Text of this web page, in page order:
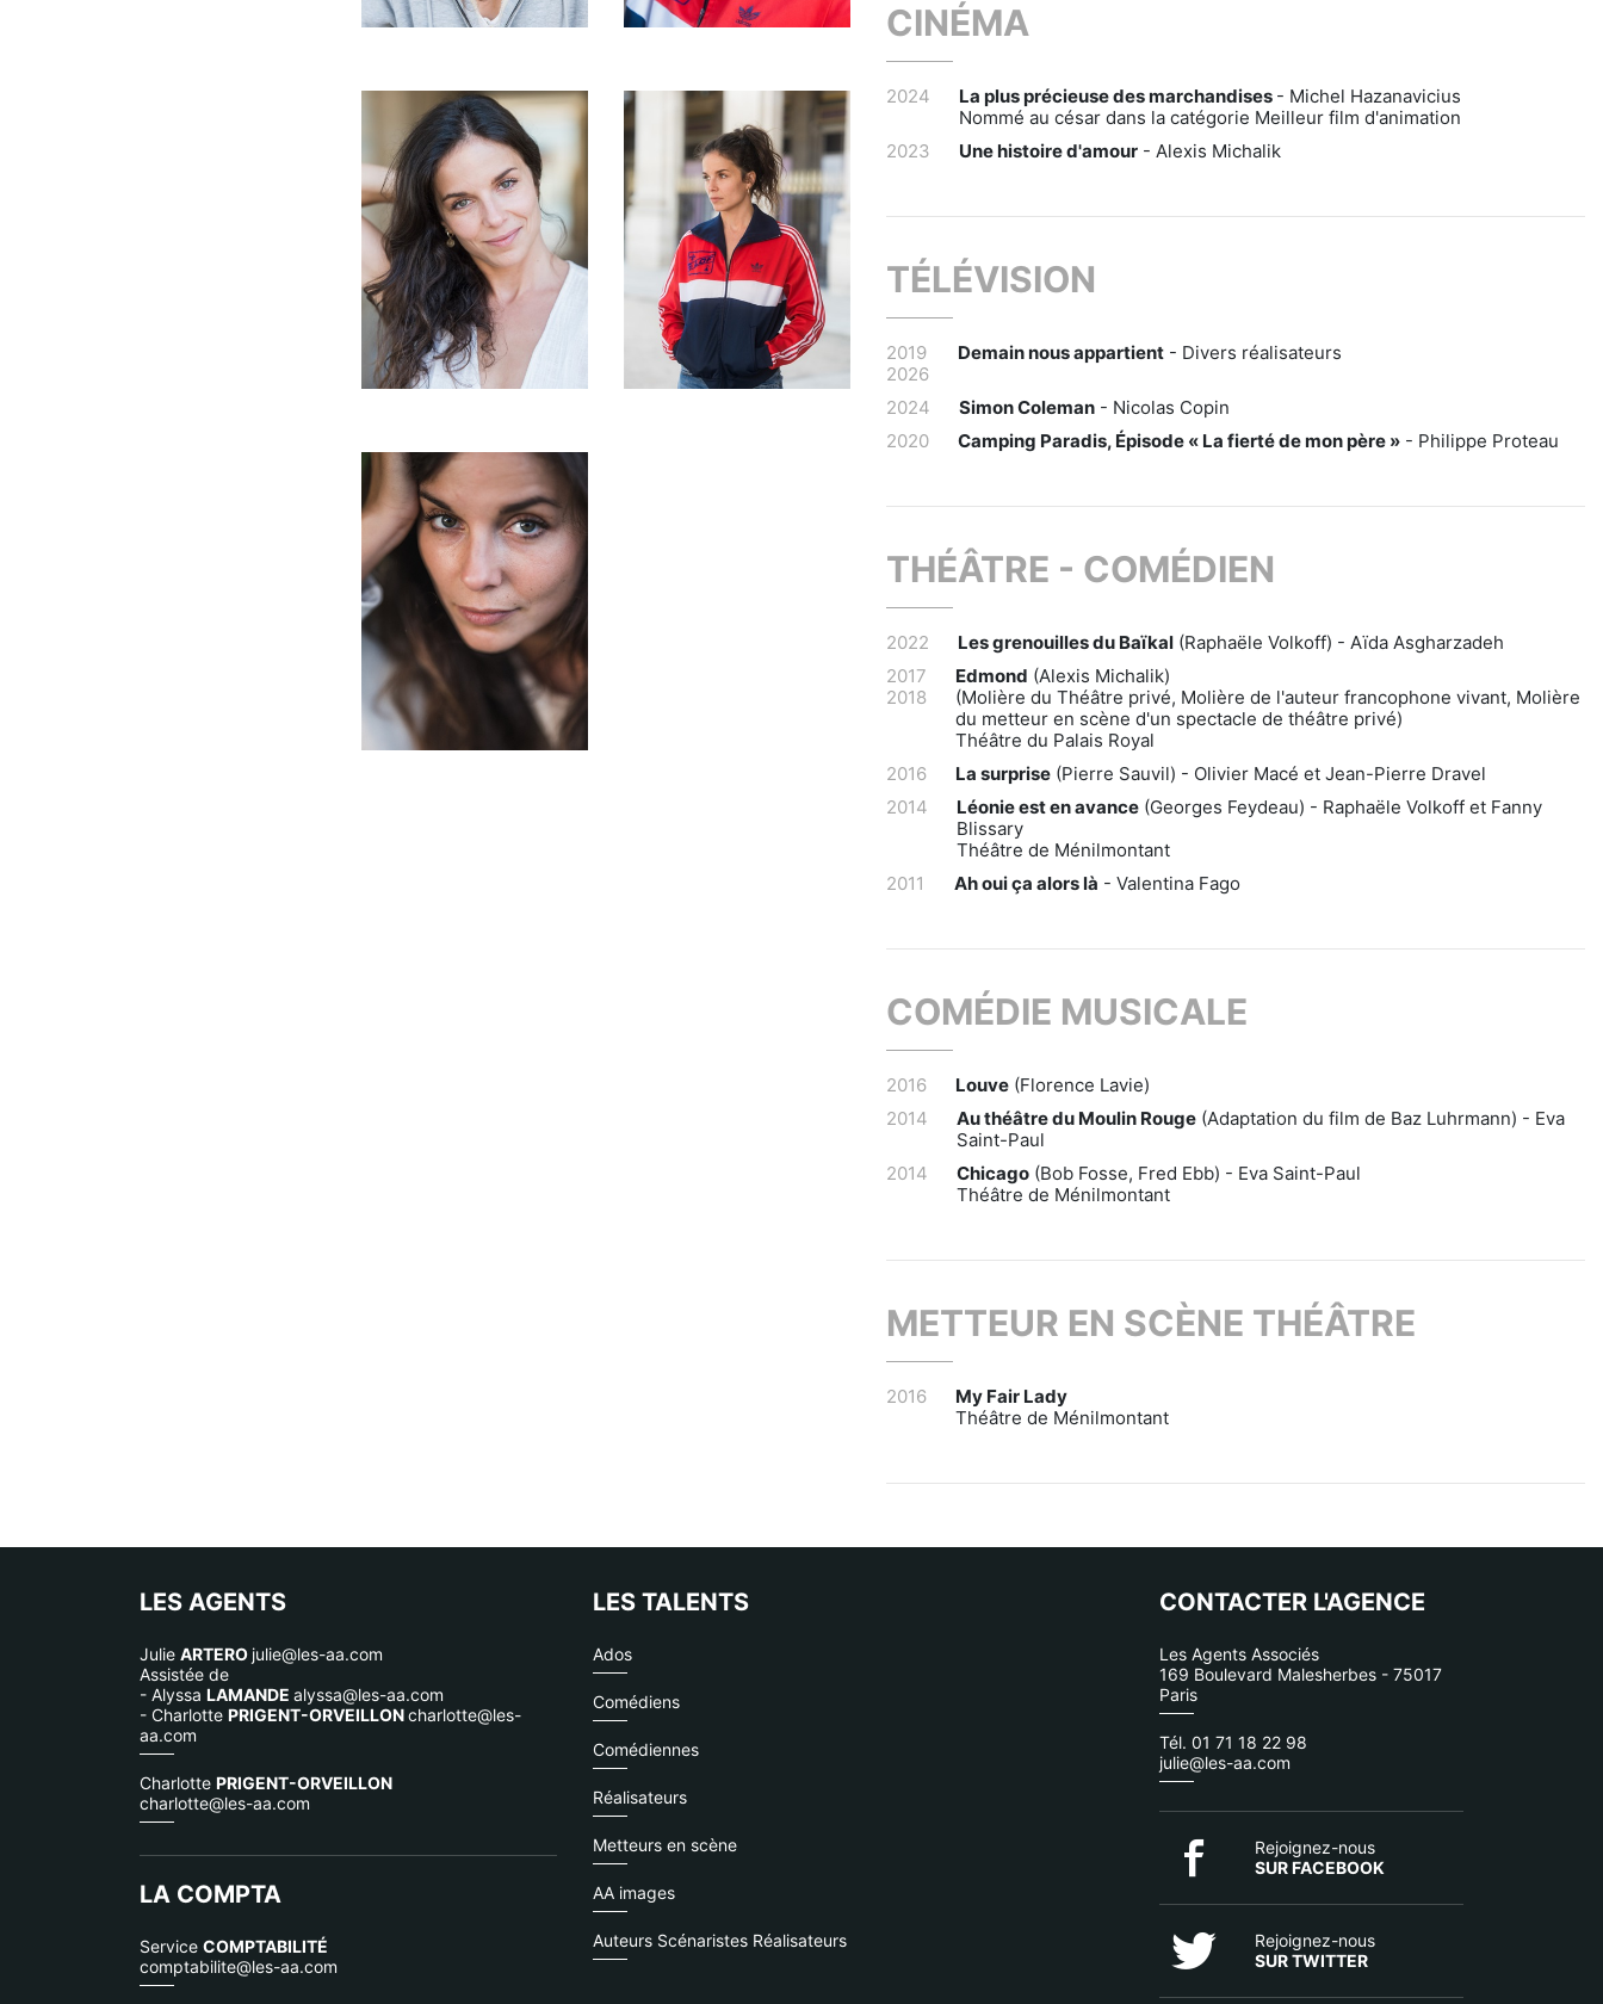
CINÉMA
2024 La plus précieuse des marchandises - Michel Hazanavicius
Nommé au césar dans la catégorie Meilleur film d'animation
2023
Une histoire d'amour - Alexis Michalik
TÉLÉVISION
2019
2026
Demain nous appartient - Divers réalisateurs
2024 Simon Coleman - Nicolas Copin
2020
Camping Paradis, Épisode « La fierté de mon père » - Philippe Proteau
THÉÂTRE - COMÉDIEN
2022 Les grenouilles du Baïkal (Raphaële Volkoff) - Aïda Asgharzadeh
2017
2018
Edmond (Alexis Michalik)
(Molière du Théâtre privé, Molière de l'auteur francophone vivant, Molière
du metteur en scène d'un spectacle de théâtre privé)
Théâtre du Palais Royal
2016
La surprise (Pierre Sauvil) - Olivier Macé et Jean-Pierre Dravel
2014
Léonie est en avance (Georges Feydeau) - Raphaële Volkoff et Fanny
Blissary
Théâtre de Ménilmontant
2011
Ah oui ça alors là - Valentina Fago
COMÉDIE MUSICALE
2016 Louve (Florence Lavie)
2014
Au théâtre du Moulin Rouge (Adaptation du film de Baz Luhrmann) - Eva
Saint-Paul
2014
Chicago (Bob Fosse, Fred Ebb) - Eva Saint-Paul
Théâtre de Ménilmontant
METTEUR EN SCÈNE THÉÂTRE
2016
My Fair Lady
Théâtre de Ménilmontant
LES AGENTS
Julie ARTERO julie@les-aa.com
Assistée de
- Alyssa LAMANDE alyssa@les-aa.com
- Charlotte PRIGENT-ORVEILLONcharlotte@les-
aa.com
Charlotte PRIGENT-ORVEILLON
charlotte@les-aa.com
LA COMPTA
Service COMPTABILITÉ
comptabilite@les-aa.com
LES TALENTS
Ados
Comédiens
Comédiennes
Réalisateurs
Metteurs en scène
AA images
Auteurs Scénaristes Réalisateurs
CONTACTER L'AGENCE
Les Agents Associés
169 Boulevard Malesherbes - 75017
Paris
Tél. 01 71 18 22 98
julie@les-aa.com
Rejoignez-nous
SUR FACEBOOK
Rejoignez-nous
SUR TWITTER